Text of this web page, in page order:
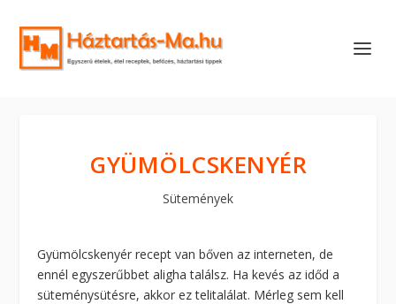
GYÜMÖLCSKENYÉR
Sütemények
Gyümölcskenyér recept van bőven az interneten, de
ennél egyszerűbbet aligha találsz. Ha kevés az időd a
süteménysütésre, akkor ez telitalálat. Mérleg sem kell